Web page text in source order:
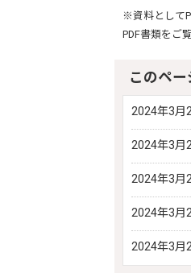
※資料として
PDF書類をご
このペー
2024年3月
2024年3月
2024年3月
2024年3月
2024年3月